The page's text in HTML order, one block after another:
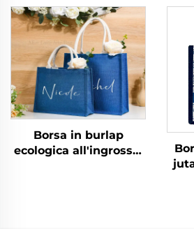
Termica
Personalizzata del
Logo, Vendita
all'Ingrosso, Ideale
come Confezione
Regalo Ecologica
Borsa in burlap
ecologica all'ingrosso,